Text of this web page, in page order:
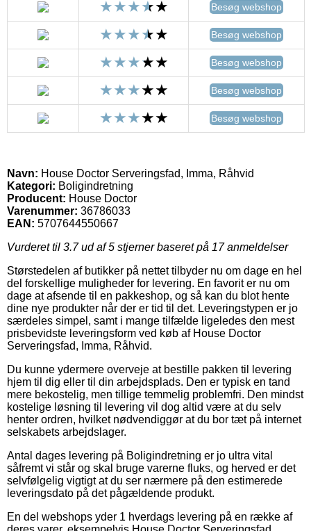
Besøg webshop
Besøg webshop
Besøg webshop
Besøg webshop
Besøg webshop
Navn: House Doctor Serveringsfad, Imma, Råhvid
Kategori: Boligindretning
Producent: House Doctor
Varenummer: 36786033
EAN: 5707644550667
Vurderet til 3.7ud af 5 stjerner baseret på 17anmeldelser
Størstedelen af butikker på nettet tilbyder nu om dage en hel
del forskellige muligheder for levering. En favorit er nu om
dage at afsende til en pakkeshop, og så kan du blot hente
dine nye produkter når der er tid til det. Leveringstypen er jo
særdeles simpel, samt i mange tilfælde ligeledes den mest
prisbevidste leveringsform ved køb af House Doctor
Serveringsfad, Imma, Råhvid.
Du kunne ydermere overveje at bestille pakken til levering
hjem til dig eller til din arbejdsplads. Den er typisk en tand
mere bekostelig, men tillige temmelig problemfri. Den mindst
kostelige løsning til levering vil dog altid være at du selv
henter ordren, hvilket nødvendiggør at du bor tæt på internet
selskabets arbejdslager.
Antal dages levering på Boligindretning er jo ultra vital
såfremt vi står og skal bruge varerne fluks, og herved er det
selvfølgelig vigtigt at du ser nærmere på den estimerede
leveringsdato på det pågældende produkt.
En del webshops yder 1 hverdags levering på en række af